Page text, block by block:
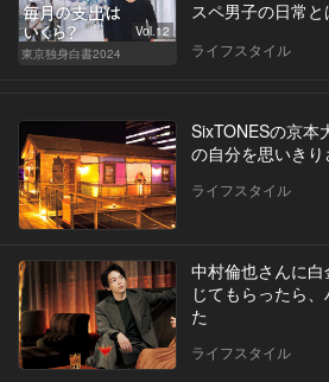
Vol.12
東京独身白書2024
スペ男子の日常と
ライフスタイル
SixTONESの京本
の自分を思いきり
ライフスタイル
中村倫也さんに
じてもらったら
た
ライフスタイル